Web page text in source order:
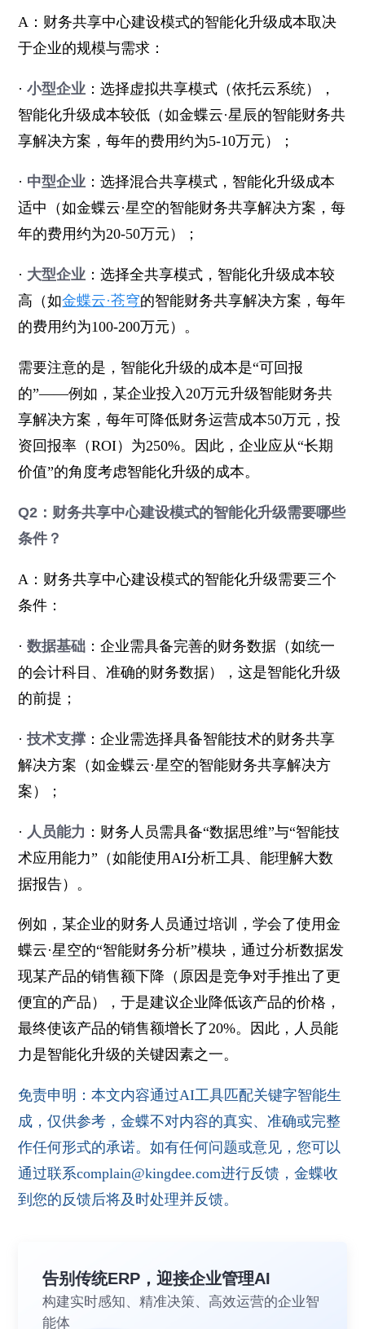
A：财务共享中心建设模式的智能化升级成本取决
于企业的规模与需求：
·小型企业 ：选择虚拟共享模式（依托云系统），
智能化升级成本较低（如金蝶云·星辰的智能财务共
享解决方案，每年的费用约为5-10万元）；
· 中型企业 ：选择混合共享模式，智能化升级成本
适中（如金蝶云·星空的智能财务共享解决方案，每
年的费用约为20-50万元）；
· 大型企业 ：选择全共享模式，智能化升级成本较
高（如金蝶云·苍穹的智能财务共享解决方案，每年
的费用约为100-200万元）。
需要注意的是，智能化升级的成本是“可回报
的”——例如，某企业投入20万元升级智能财务共
享解决方案，每年可降低财务运营成本50万元，投
资回报率（ROI）为250%。因此，企业应从“长期
价值”的角度考虑智能化升级的成本。
Q2：财务共享中心建设模式的智能化升级需要哪些
条件？
A：财务共享中心建设模式的智能化升级需要三个
条件：
·数据基础 ：企业需具备完善的财务数据（如统一
的会计科目、准确的财务数据），这是智能化升级
的前提；
·技术支撑 ：企业需选择具备智能技术的财务共享
解决方案（如金蝶云·星空的智能财务共享解决方
案）；
· 人员能力 ：财务人员需具备“数据思维”与“智能技
术应用能力”（如能使用AI分析工具、能理解大数
据报告）。
例如，某企业的财务人员通过培训，学会了使用金
蝶云·星空的“智能财务分析”模块，通过分析数据发
现某产品的销售额下降（原因是竞争对手推出了更
便宜的产品），于是建议企业降低该产品的价格，
最终使该产品的销售额增长了20%。因此，人员能
力是智能化升级的关键因素之一。
免责申明：本文内容通过AI工具匹配关键字智能生
成，仅供参考，金蝶不对内容的真实、准确或完整
作任何形式的承诺。如有任何问题或意见，您可以
通过联系complain@kingdee.com进行反馈，金蝶收
到您的反馈后将及时处理并反馈。
告别传统ERP，迎接企业管理AI
构建实时感知、精准决策、高效运营的企业智
能体